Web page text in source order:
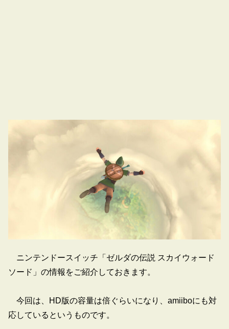
ニンテンドースイッチ「ゼルダの伝説 スカイウォード
ソード」の情報をご紹介しておきます。
今回は、HD版の容量は倍ぐらいになり、amiiboにも対
応しているというものです。